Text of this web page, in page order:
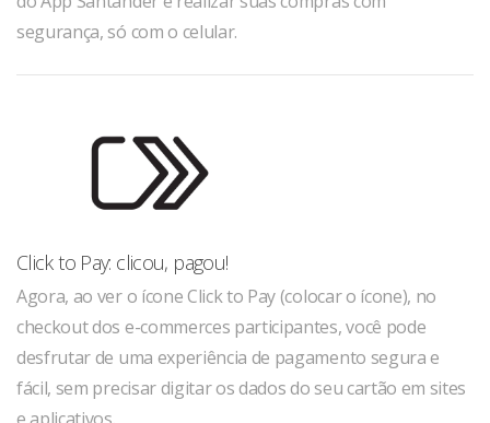
segurança, só com o celular.
Click to Pay: clicou, pagou!
Agora, ao ver o ícone Click to Pay (colocar o ícone), no
checkout dos e-commerces participantes, você pode
desfrutar de uma experiência de pagamento segura e
fácil, sem precisar digitar os dados do seu cartão em sites